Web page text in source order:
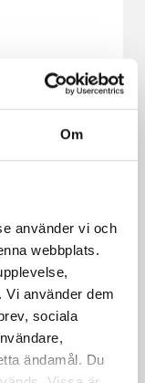
Om
använder vi och
webbplats.
Vi använder dem
sociala
ändamål. Du
och